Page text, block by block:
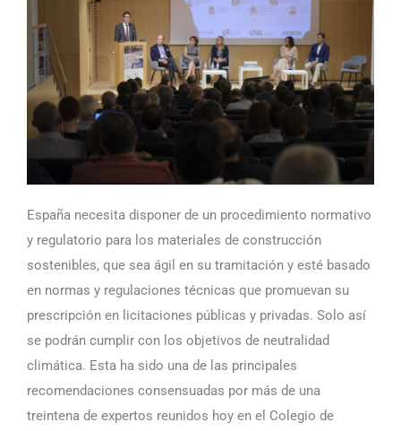
España necesita disponer de un procedimiento normativo
y regulatorio para los materiales de construcción
sostenibles, que sea ágil en su tramitación y esté basado
en normas y regulaciones técnicas que promuevan su
prescripción en licitaciones públicas y privadas. Solo así
se podrán cumplir con los objetivos de neutralidad
climática. Esta ha sido una de las principales
recomendaciones consensuadas por más de una
treintena de expertos reunidos hoy en el Colegio de